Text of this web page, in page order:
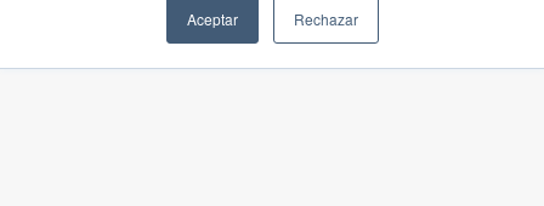
Aceptar Rechazar